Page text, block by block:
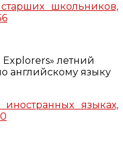
школьников,
Explorers» летний
английскому языку
языках,